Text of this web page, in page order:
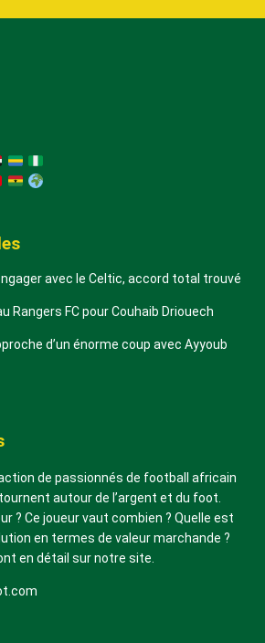
avec le Celtic, accord total trouvé
Rangers FC pour Couhaib Driouech
d’un énorme coup avec Ayyoub
de passionnés de football africain
autour de l’argent et du foot.
? Ce joueur vaut combien ? Quelle est
en termes de valeur marchande ?
en détail sur notre site.